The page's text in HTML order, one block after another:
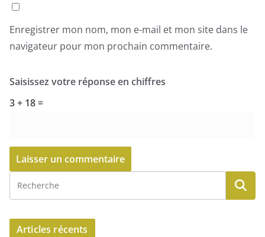
Enregistrer mon nom, mon e-mail et mon site dans le
navigateur pour mon prochain commentaire.
Saisissez votre réponse en chiffres
3 + 18 =
Articles récents